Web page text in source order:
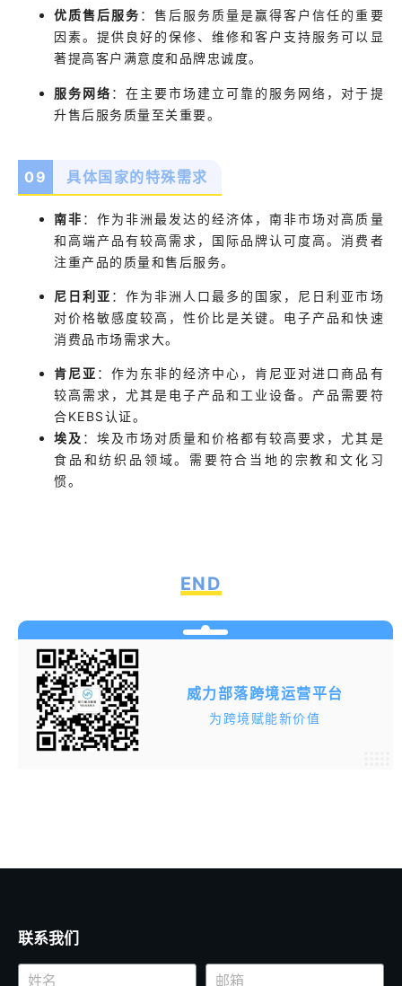
优质售后服务 ：售后服务质量是赢得客户信任的重要
因素。提供良好的保修、维修和客户支持服务可以显
著提高客户满意度和品牌忠诚度。
服务网络 ：在主要市场建立可靠的服务网络，对于提
升售后服务质量至关重要。
09 具体国家的特殊需求
南非 ：作为非洲最发达的经济体，南非市场对高质量
和高端产品有较高需求，国际品牌认可度高。消费者
注重产品的质量和售后服务。
尼日利亚 ：作为非洲人口最多的国家，尼日利亚市场
对价格敏感度较高，性价比是关键。电子产品和快速
消费品市场需求大。
肯尼亚 ：作为东非的经济中心，肯尼亚对进口商品有
较高需求，尤其是电子产品和工业设备。产品需要符
合KEBS认证。
埃及 ：埃及市场对质量和价格都有较高要求，尤其是
食品和纺织品领域。需要符合当地的宗教和文化习
惯。
END
威力部落跨境运营平台
为跨境赋能新价值
联系我们